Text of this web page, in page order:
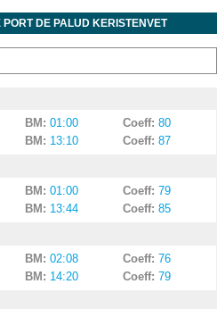
DE PALUD KERISTENVET
BM: 01:00 Coeff: 80
BM: 13:10 Coeff: 87
BM: 01:00 Coeff: 79
BM: 13:44 Coeff: 85
BM: 02:08 Coeff: 76
BM: 14:20 Coeff: 79